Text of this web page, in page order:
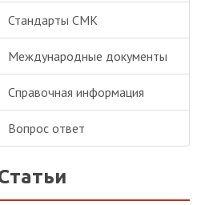
Стандарты СМК
Международные документы
Справочная информация
Вопрос ответ